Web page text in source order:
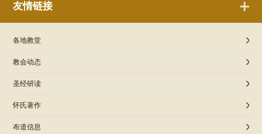
友情链接
各地教堂
教会动态
圣经研读
怀氏著作
布道信息